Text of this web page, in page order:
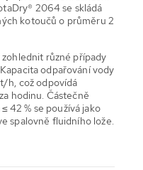
2064 se skládá
kotoučů o průměru 2
různé případy
odpařování vody
h, což odpovídá
hodinu. Částečně
42 % se používá jako
spalovně fluidního lože.